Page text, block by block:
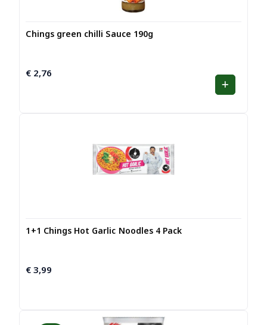
Chings green chilli Sauce 190g
€ 2,76
1+1 Chings Hot Garlic Noodles 4 Pack
€ 3,99